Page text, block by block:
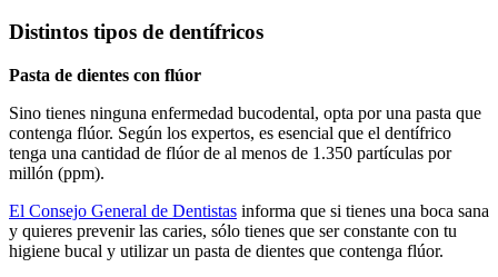
Distintos tipos de dentífricos
Pasta de dientes con flúor
Sino tienes ninguna enfermedad bucodental, opta por una pasta que
contenga flúor. Según los expertos, es esencial que el dentífrico
tenga una cantidad de flúor de al menos de 1.350 partículas por
millón (ppm).
El Consejo General de Dentistas informa que si tienes una boca sana
y quieres prevenir las caries, sólo tienes que ser constante con tu
higiene bucal y utilizar un pasta de dientes que contenga flúor.